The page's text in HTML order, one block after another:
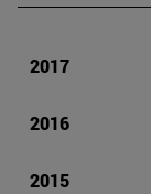
2017
2016
2015